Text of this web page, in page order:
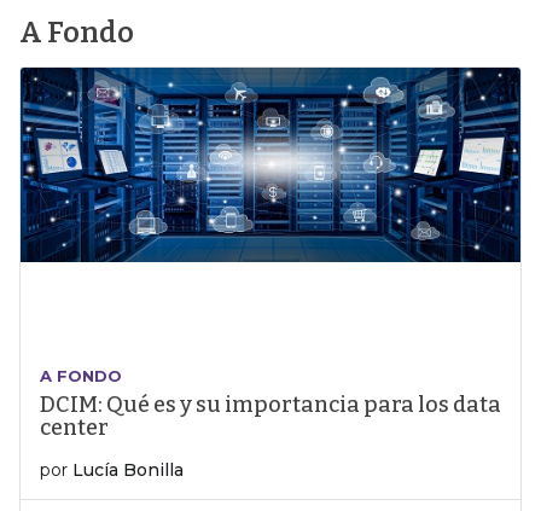
A Fondo
A FONDO
DCIM: Qué es y su importancia para los data
center
por Lucía Bonilla